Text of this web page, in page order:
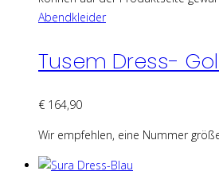
Abendkleider
Tusem Dress-
€ 164,90
Wir empfehlen, eine Nummer